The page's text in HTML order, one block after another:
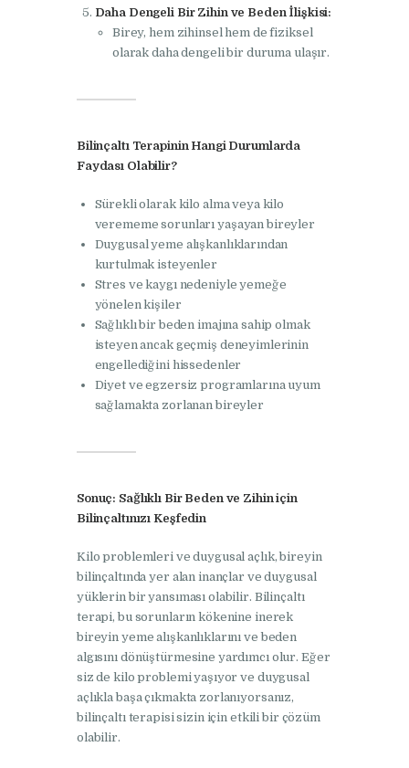
Daha Dengeli Bir Zihin ve Beden İlişkisi:
Birey, hem zihinsel hem de fiziksel
olarak daha dengeli bir duruma ulaşır.
Bilinçaltı Terapinin Hangi Durumlarda
Faydası Olabilir?
Sürekli olarak kilo alma veya kilo
verememe sorunları yaşayan bireyler
Duygusal yeme alışkanlıklarından
kurtulmak isteyenler
Stres ve kaygı nedeniyle yemeğe
yönelen kişiler
Sağlıklı bir beden imajına sahip olmak
isteyen ancak geçmiş deneyimlerinin
engellediğini hissedenler
Diyet ve egzersiz programlarına uyum
sağlamakta zorlanan bireyler
Sonuç: Sağlıklı Bir Beden ve Zihin için
Bilinçaltınızı Keşfedin
Kilo problemleri ve duygusal açlık, bireyin
bilinçaltında yer alan inançlar ve duygusal
yüklerin bir yansıması olabilir. Bilinçaltı
terapi, bu sorunların kökenine inerek
bireyin yeme alışkanlıklarını ve beden
algısını dönüştürmesine yardımcı olur. Eğer
siz de kilo problemi yaşıyor ve duygusal
açlıkla başa çıkmakta zorlanıyorsanız,
bilinçaltı terapisi sizin için etkili bir çözüm
olabilir.